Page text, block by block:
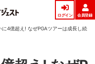
ログイン 会員登録
に4億超え! なぜPGAツアーは成長し続